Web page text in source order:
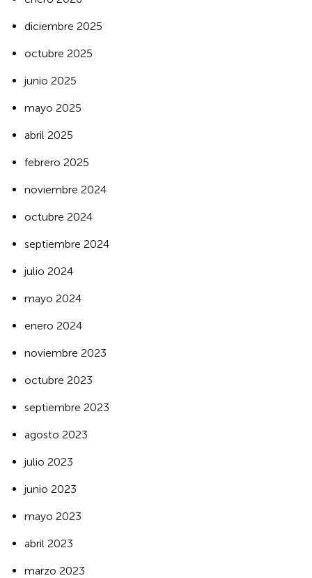
diciembre 2025
octubre 2025
junio 2025
mayo 2025
abril 2025
febrero 2025
noviembre 2024
octubre 2024
septiembre 2024
julio 2024
mayo 2024
enero 2024
noviembre 2023
octubre 2023
septiembre 2023
agosto 2023
julio 2023
junio 2023
mayo 2023
abril 2023
marzo 2023